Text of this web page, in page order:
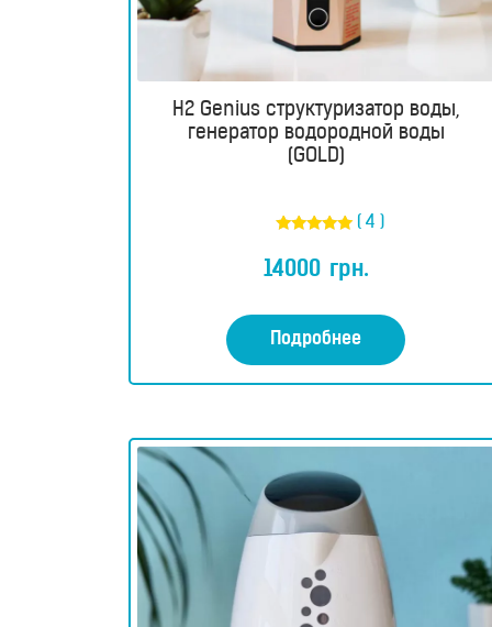
ингаляторы
Водородные
концентраторы
H2 Genius структуризатор воды,
генератор водородной воды
(GOLD)
5.00
из 5
( 4 )
14000 грн.
Подробнее